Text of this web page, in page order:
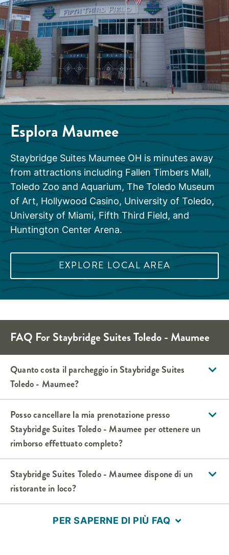
Esplora Maumee
Staybridge Suites Maumee OH is minutes away
from attractions including Fallen Timbers Mall,
Toledo Zoo and Aquarium, The Toledo Museum
of Art, Hollywood Casino, University of Toledo,
University of Miami, Fifth Third Field, and
Huntington Center Arena.
EXPLORE LOCAL AREA
FAQ ForStaybridge SuitesToledo - Maumee
Quanto costa il parcheggio inStaybridge Suites
Toledo - Maumee?
Posso cancellare la mia prenotazione presso
Staybridge Suites Toledo - Maumee per ottenere un
rimborso effettuato completo?
Staybridge Suites Toledo - Maumeedispone di un
ristorante in loco?
PER SAPERNE DI PIÙ FAQ